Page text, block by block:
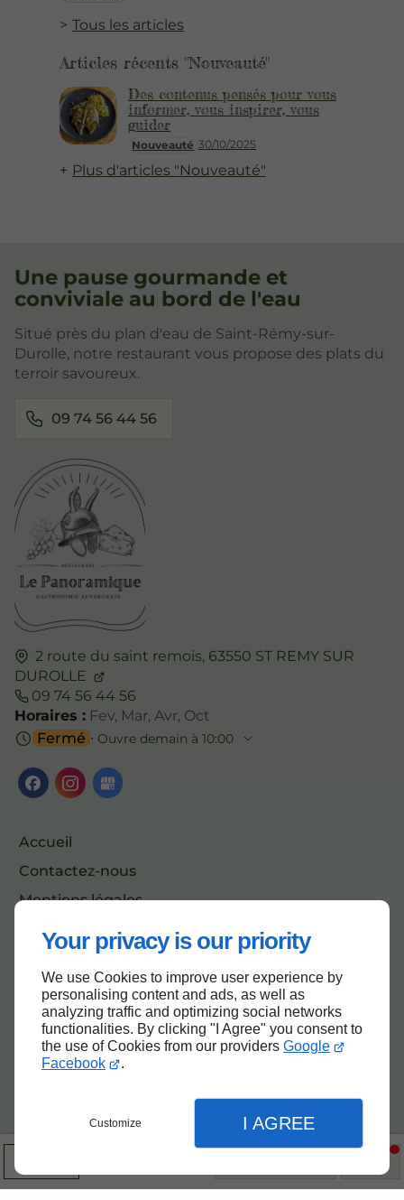
Your privacy is our priority
We use Cookies to improve user experience by
personalising content and ads, as well as
analyzing traffic and optimizing social networks
functionalities. By clicking "I Agree" you consent to
the use of Cookies from our providers Google
Facebook
.
Customize I AGREE
Tous les articles
Articles récents "Nouveauté"
Nouveauté 30/10/2025
Des contenus pensés pour vous
informer, vous inspirer, vous
guider
Plus d'articles "Nouveauté"
2 route du saint remois, 63550 ST REMY SUR
DUROLLE
09 74 56 44 56
Horaires : Fev, Mar, Avr, Oct
Fermé ⋅ Ouvre demain à 10:00
Accueil
Contactez-nous
Mentions légales
Une pause gourmande et
conviviale au bord de l'eau
Situé près du plan d'eau de Saint-Rémy-sur-
Durolle, notre restaurant vous propose des plats du
terroir savoureux.
09 74 56 44 56
Haut de page